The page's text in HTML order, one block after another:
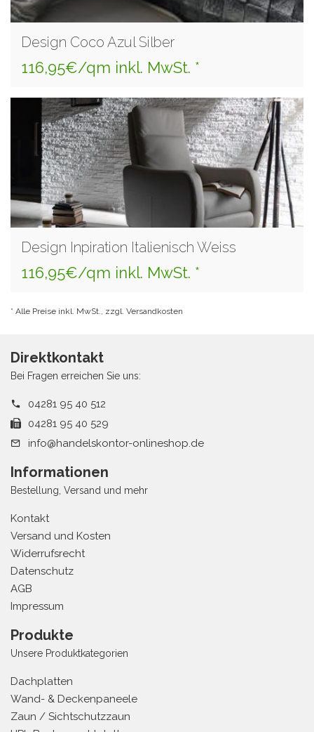
Design Coco Azul Silber
116,95€/qm inkl. MwSt. *
Design Inpiration Italienisch Weiss
116,95€/qm inkl. MwSt. *
* Alle Preise inkl. MwSt., zzgl. Versandkosten
Direktkontakt
Bei Fragen erreichen Sie uns:
04281 95 40 512
04281 95 40 529
info@handelskontor-onlineshop.de
Informationen
Bestellung, Versand und mehr
Kontakt
Versand und Kosten
Widerrufsrecht
Datenschutz
AGB
Impressum
Produkte
Unsere Produktkategorien
Dachplatten
Wand- & Deckenpaneele
Zaun / Sichtschutzzaun